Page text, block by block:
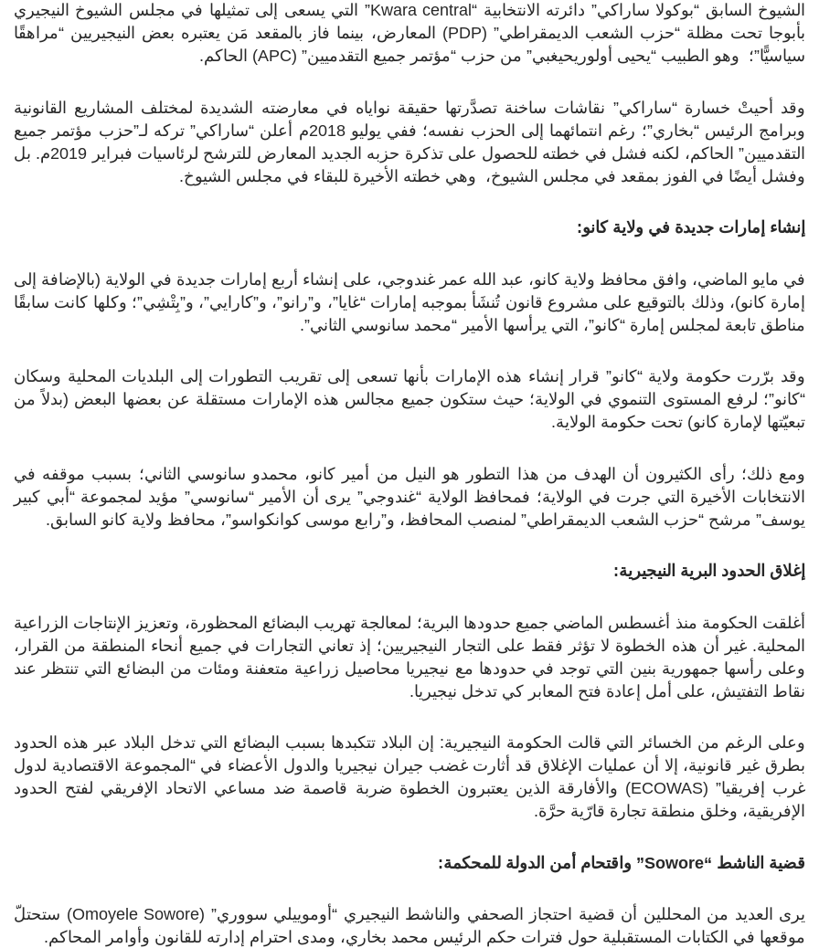
الشيوخ السابق “بوكولا ساراكي” دائرته الانتخابية “Kwara central” التي يسعى إلى تمثيلها في مجلس الشيوخ النيجيري
بأبوجا تحت مظلة “حزب الشعب الديمقراطي” (PDP) المعارض، بينما فاز بالمقعد مَن يعتبره بعض النيجيريين “مراهقًا
سياسيًّا”؛ وهو الطبيب “يحيى أولوريحيغبي” من حزب “مؤتمر جميع التقدميين” (APC) الحاكم.
وقد أحيتْ خسارة “ساراكي” نقاشات ساخنة تصدَّرتها حقيقة نواياه في معارضته الشديدة لمختلف المشاريع القانونية
وبرامج الرئيس “بخاري”؛ رغم انتمائهما إلى الحزب نفسه؛ ففي يوليو 2018م أعلن “ساراكي” تركه لـ”حزب مؤتمر جميع
التقدميين” الحاكم، لكنه فشل في خطته للحصول على تذكرة حزبه الجديد المعارض للترشح لرئاسيات فبراير 2019م. بل
وفشل أيضًا في الفوز بمقعد في مجلس الشيوخ، وهي خطته الأخيرة للبقاء في مجلس الشيوخ.
إنشاء إمارات جديدة في ولاية كانو:
في مايو الماضي، وافق محافظ ولاية كانو، عبد الله عمر غندوجي، على إنشاء أربع إمارات جديدة في الولاية (بالإضافة إلى
إمارة كانو)، وذلك بالتوقيع على مشروع قانون تُنشَأ بموجبه إمارات “غايا”، و”رانو”، و”كارايي”، و”بِتْشِي”؛ وكلها كانت سابقًا
مناطق تابعة لمجلس إمارة “كانو”، التي يرأسها الأمير “محمد سانوسي الثاني”.
وقد برّرت حكومة ولاية “كانو” قرار إنشاء هذه الإمارات بأنها تسعى إلى تقريب التطورات إلى البلديات المحلية وسكان
“كانو”؛ لرفع المستوى التنموي في الولاية؛ حيث ستكون جميع مجالس هذه الإمارات مستقلة عن بعضها البعض (بدلاً من
تبعيّتها لإمارة كانو) تحت حكومة الولاية.
ومع ذلك؛ رأى الكثيرون أن الهدف من هذا التطور هو النيل من أمير كانو، محمدو سانوسي الثاني؛ بسبب موقفه في
الانتخابات الأخيرة التي جرت في الولاية؛ فمحافظ الولاية “غندوجي” يرى أن الأمير “سانوسي” مؤيد لمجموعة “أبي كبير
يوسف” مرشح “حزب الشعب الديمقراطي” لمنصب المحافظ، و”رابع موسى كوانكواسو”، محافظ ولاية كانو السابق.
إغلاق الحدود البرية النيجيرية:
أغلقت الحكومة منذ أغسطس الماضي جميع حدودها البرية؛ لمعالجة تهريب البضائع المحظورة، وتعزيز الإنتاجات الزراعية
المحلية. غير أن هذه الخطوة لا تؤثر فقط على التجار النيجيريين؛ إذ تعاني التجارات في جميع أنحاء المنطقة من القرار،
وعلى رأسها جمهورية بنين التي توجد في حدودها مع نيجيريا محاصيل زراعية متعفنة ومئات من البضائع التي تنتظر عند
نقاط التفتيش، على أمل إعادة فتح المعابر كي تدخل نيجيريا.
وعلى الرغم من الخسائر التي قالت الحكومة النيجيرية: إن البلاد تتكبدها بسبب البضائع التي تدخل البلاد عبر هذه الحدود
بطرق غير قانونية، إلا أن عمليات الإغلاق قد أثارت غضب جيران نيجيريا والدول الأعضاء في “المجموعة الاقتصادية لدول
غرب إفريقيا” (ECOWAS) والأفارقة الذين يعتبرون الخطوة ضربة قاصمة ضد مساعي الاتحاد الإفريقي لفتح الحدود
الإفريقية، وخلق منطقة تجارة قارّية حرَّة.
قضية الناشط “Sowore” واقتحام أمن الدولة للمحكمة:
يرى العديد من المحللين أن قضية احتجاز الصحفي والناشط النيجيري “أوموييلي سووري” (Omoyele Sowore) ستحتلّ
موقعها في الكتابات المستقبلية حول فترات حكم الرئيس محمد بخاري، ومدى احترام إدارته للقانون وأوامر المحاكم.